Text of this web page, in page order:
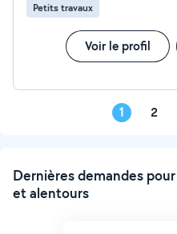
Petits travaux
Voir le profil
1 2
Dernières demandes
et alentours